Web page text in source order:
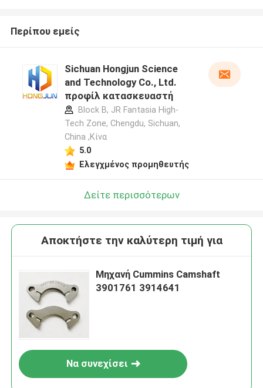
Περίπου εμείς
Sichuan Hongjun Science
and Technology Co., Ltd.
προφίλ κατασκευαστή
Block B, JR Fantasia High-
Tech Zone, Chengdu, Sichuan,
China ,Κίνα
5.0
Ελεγχμένος προμηθευτής
Δείτε περισσότερων
Αποκτήστε την καλύτερη τιμή για
Μηχανή Cummins Camshaft
3901761 3914641
Να συνεχίσει